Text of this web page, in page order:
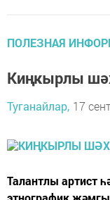
ПОЛЕЗНАЯ
Киңкырлы
Туганайлар, 17
Талантлы артист